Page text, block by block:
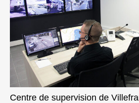
Centre de supervision de